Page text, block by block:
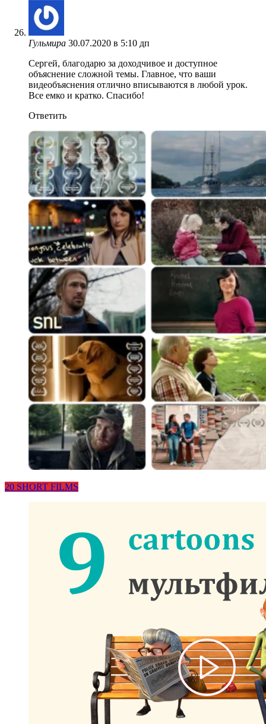
Гульмира 30.07.2020 в 5:10 дп
Сергей, благодарю за доходчивое и доступное
объяснение сложной темы. Главное, что ваши
видеобъяснения отлично вписываются в любой урок.
Все емко и кратко. Спасибо!
Ответить
20 SHORT FILMS